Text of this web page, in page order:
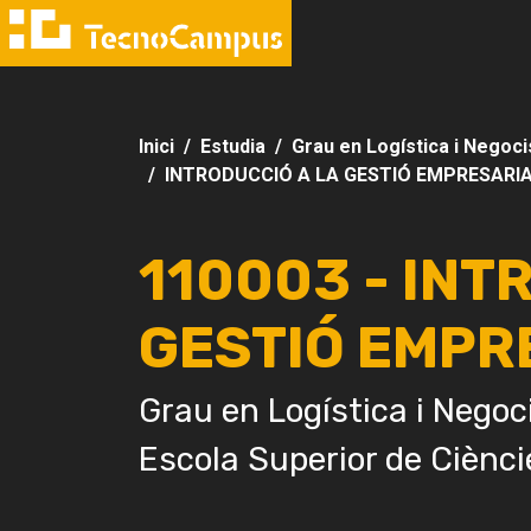
Inici Estudia
Grau en Logística i
INTRODUCCIÓ A LA GESTIÓ
110003 -
GESTIÓ
Grau en Logística i
Escola Superior de